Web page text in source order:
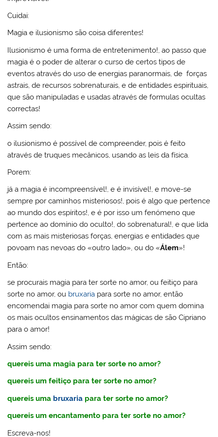
Cuidai:
Magia e ilusionismo são coisa diferentes!
Ilusionismo é uma forma de entretenimento!, ao passo que
magia é o poder de alterar o curso de certos tipos de
eventos através do uso de energias paranormais, de forças
astrais, de recursos sobrenaturais, e de entidades espirituais,
que são manipuladas e usadas através de formulas ocultas
correctas!
Assim sendo:
o ilusionismo é possível de compreender, pois é feito
através de truques mecânicos, usando as leis da física.
Porem:
já a magia é incompreensível!, e é invisível!, e move-se
sempre por caminhos misteriosos!, pois é algo que pertence
ao mundo dos espíritos!, e é por isso um fenómeno que
pertence ao domínio do oculto!, do sobrenatural!, e que lida
com as mais misteriosas forças, energias e entidades que
povoam nas nevoas do «outro lado», ou do «Álem»!
Então:
se procurais magia para ter sorte no amor, ou feitiço para
sorte no amor, ou bruxaria para sorte no amor, então
encomendai magia para sorte no amor com quem domina
os mais ocultos ensinamentos das mágicas de são Cipriano
para o amor!
Assim sendo:
quereis uma magia para ter sorte no amor?
quereis um feitiço para ter sorte no amor?
quereis uma bruxaria para ter sorte no amor?
quereis um encantamento para ter sorte no amor?
Escreva-nos!